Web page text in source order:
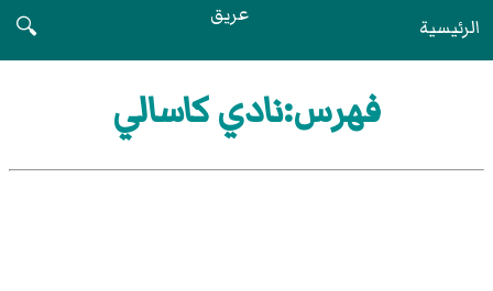
الرئيسية عريق
🔍
فهرس:نادي كاسالي